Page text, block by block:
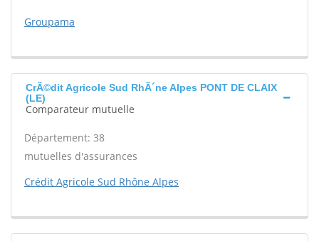
Groupama
CrÃ©dit Agricole Sud RhÃ´ne Alpes PONT DE CLAIX
(LE)
Comparateur mutuelle
Département: 38
mutuelles d'assurances
Crédit Agricole Sud Rhône Alpes